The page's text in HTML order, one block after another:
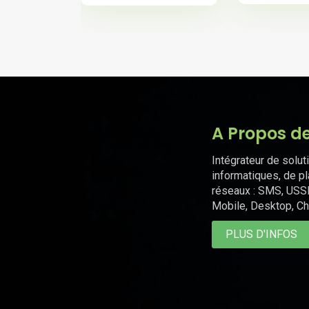
A Propos
Intégrateur de
informatiques, de
réseaux : SMS,
Mobile, Desktop,
PLUS D'INFOS